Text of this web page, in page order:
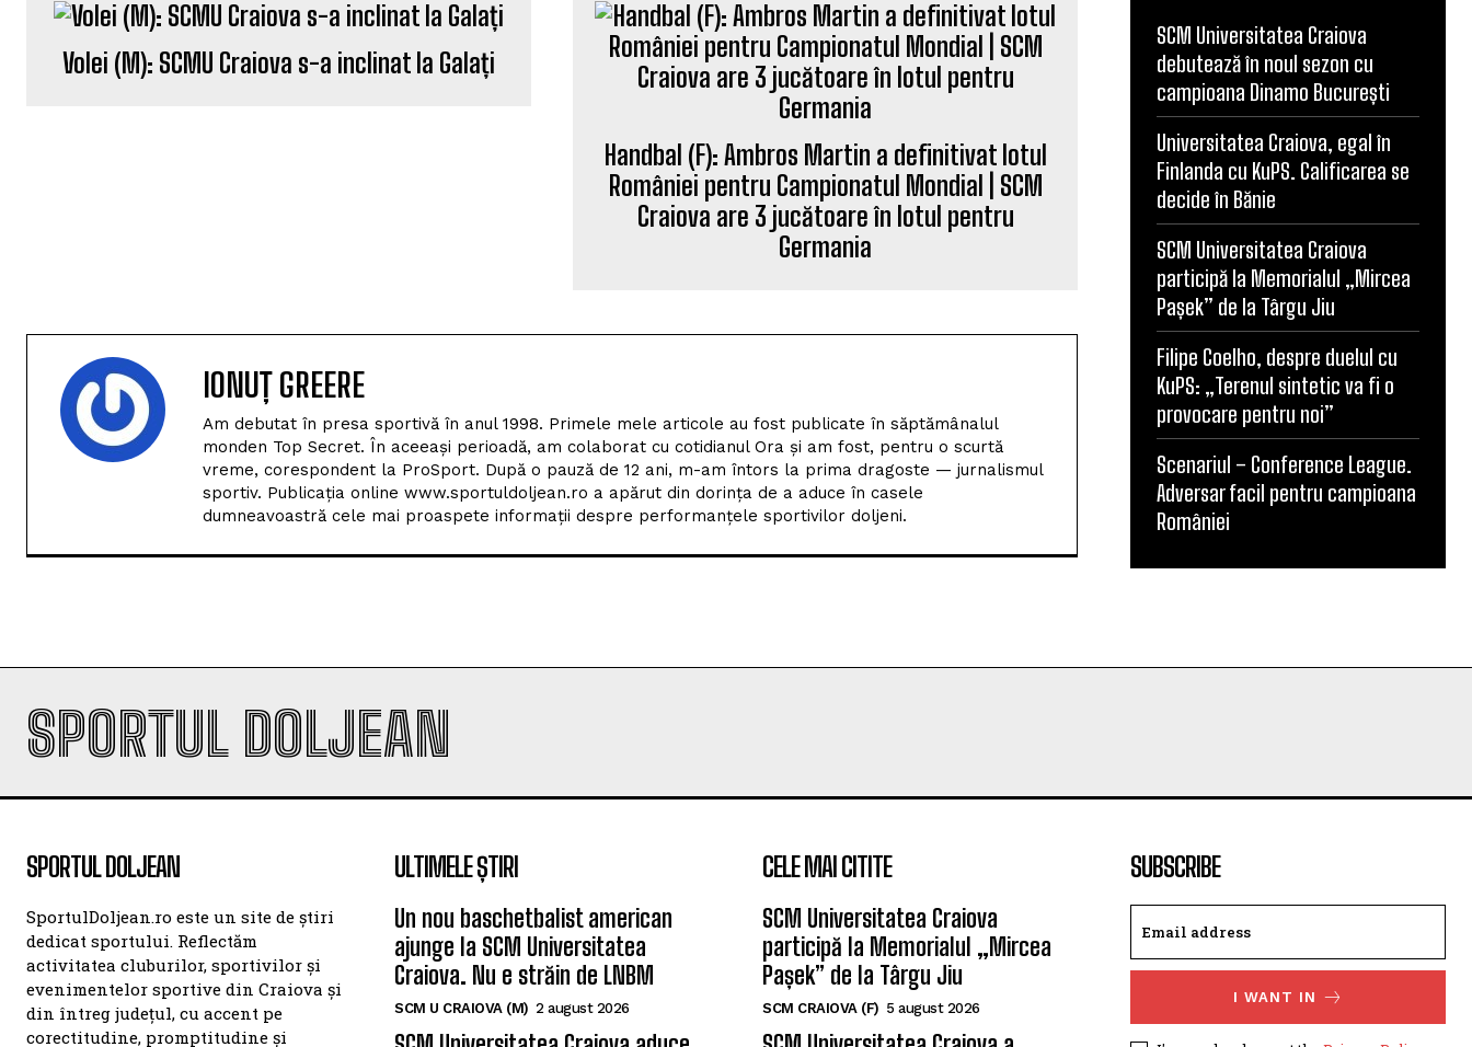
Volei (M): SCMU Craiova s-a inclinat la Galați
Handbal (F): Ambros Martin a definitivat lotul
României pentru Campionatul Mondial | SCM
Craiova are 3 jucătoare în lotul pentru
Germania
Am debutat în presa sportivă în anul 1998. Primele mele articole au fost publicate în săptămânalul
vreme, corespondent la ProSport. După o pauză de 12 ani, m-am întors la prima dragoste — jurnalismul
sportiv. Publicația online www.sportuldoljean.ro a apărut din dorința de a aduce în casele
dumneavoastră cele mai proaspete informații despre performanțele sportivilor doljeni.
SCM Universitatea Craiova
debutează în noul sezon cu
campioana Dinamo București
Universitatea Craiova, egal în
Finlanda cu KuPS. Calificarea se
decide în Bănie
SCM Universitatea Craiova
participă la Memorialul „Mircea
Pașek” de la Târgu Jiu
Filipe Coelho, despre duelul cu
KuPS: „Terenul sintetic va fi o
provocare pentru noi”
Scenariul – Conference League.
Adversar facil pentru campioana
României
SPORTUL DOLJEAN
SportulDoljean.ro este un site de știri
dedicat sportului. Reflectăm
activitatea cluburilor, sportivilor și
evenimentelor sportive din Craiova și
din întreg județul, cu accent pe
corectitudine, promptitudine și
pasiune pentru sport. Ne propunem
Un nou baschetbalist american
ajunge la SCM Universitatea
Craiova. Nu e străin de LNBM
SCM U CRAIOVA (M) 2 august 2026
SCM Universitatea Craiova aduce
un nou playmaker pentru noul
SCM Universitatea Craiova
participă la Memorialul „Mircea
Pașek” de la Târgu Jiu
SCM CRAIOVA (F) 5 august 2026
SCM Universitatea Craiova a
împrumutat o tânără handbalistă
I WANT IN